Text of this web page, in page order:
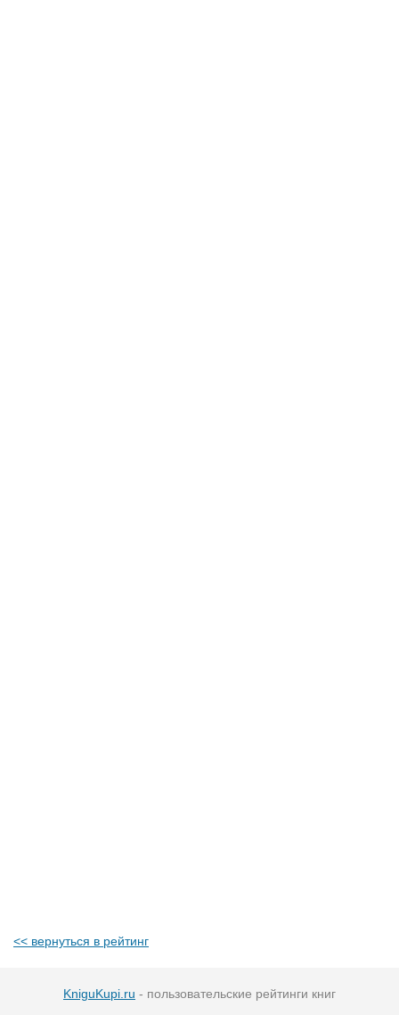
<< вернуться в рейтинг
KniguKupi.ru - пользовательские рейтинги книг